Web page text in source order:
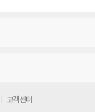
고객센터